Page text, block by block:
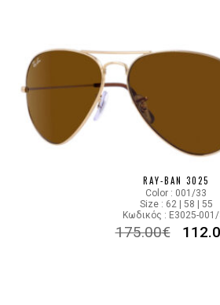
RAY-BAN 3025
Color : 001/33
Size : 62 | 58 | 55
Κωδικός : E3025-
175.00€